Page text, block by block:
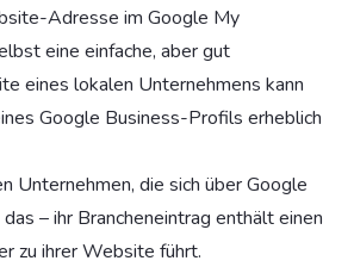
Adresse im Google My
eine einfache, aber gut
eines lokalen Unternehmens kann
Google Business-Profils erheblich
Unternehmen, die sich über Google
– ihr Brancheneintrag enthält einen
zu ihrer Website führt.